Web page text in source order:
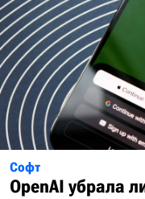
Софт
OpenAI убрала